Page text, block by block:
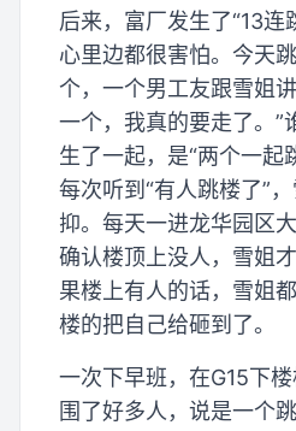
后来，富厂发生了“13连
心里边都很害怕。今天
个，一个男工友跟雪姐
一个，我真的要走了。”
生了一起，是“两个一起
每次听到“有人跳楼了”
抑。每天一进龙华园区
确认楼顶上没人，雪姐
果楼上有人的话，雪姐
楼的把自己给砸到了。
一次下早班，在G15下
围了好多人，说是一个